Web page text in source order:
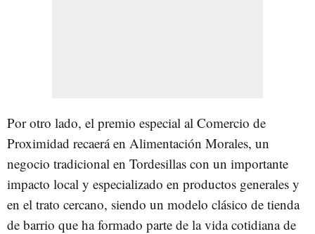
Por otro lado, el premio especial al Comercio de
Proximidad recaerá en Alimentación Morales, un
negocio tradicional en Tordesillas con un importante
impacto local y especializado en productos generales y
en el trato cercano, siendo un modelo clásico de tienda
de barrio que ha formado parte de la vida cotidiana de